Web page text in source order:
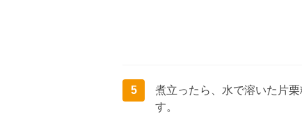
5
煮立ったら、水で溶いた片
す。